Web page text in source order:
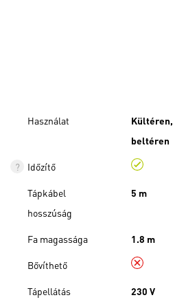
Használat
Kültéren,
beltéren
Időzítő
Tápkábel
hosszúság
5 m
Fa magassága 1.8 m
Bővíthető
Tápellátás 230 V